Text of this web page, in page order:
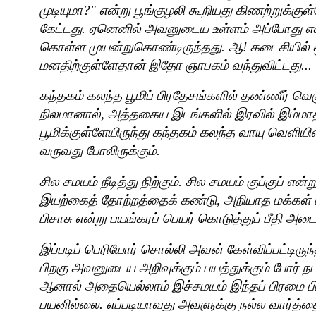
முடியுமா?" என்று பூங்குழலி கூறியது
கேட்டது. ஏனெனில் அவனுடைய உள்ளம் அப்போது
கொள்ள முயன்றுகொண்டிருந்தது. ஆ! கடைசியில்
மனதிற்குள்ளேதான் இதோ ஞாபகம் வந்துவிட்டது...
கந்தகம் கலந்த பூமிப் பிரதேசங்களில் தண்ணீர்
நிலமானால், அத்தகைய இடங்களில் இரவில்
பூமிக்குள்ளேயிருந்து கந்தகம் கலந்த வாயு
வருவது போலிருக்கும்.
சில சமயம் நீடித்து நிற்கும். சில சமயம் குப்குப்
இயற்கைத் தோற்றத்தைக் கண்டு, அறியாத மக்கள்
பிசாசு என்று பயங்கரப் பெயர் கொடுத்துப் பீதி
இப்படிப் பெரியோர் சொல்லி அவன்
பிறகு அவனுடைய அறிவுக்கும் பயத்துக்கும் போர்
ஆனால் அதையெல்லாம் இச்சமயம் இந்தப் பிரமை
பயனில்லை. எப்படியாவது அவளுக்கு நல்ல